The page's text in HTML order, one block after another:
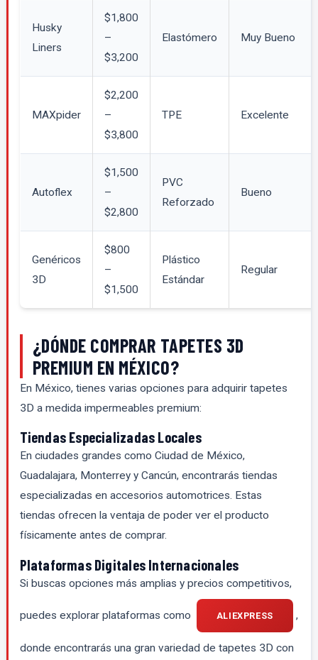
Husky
Liners
$1,800
–
$3,200
Elastómero Muy Bueno
MAXpider
$2,200
–
$3,800
TPE Excelente
Autoflex
$1,500
–
$2,800
PVC
Reforzado
Bueno
Genéricos
3D
$800
–
$1,500
Plástico
Estándar
Regular
¿DÓNDE COMPRAR TAPETES 3D
PREMIUM EN MÉXICO?
En México, tienes varias opciones para adquirir tapetes
3D a medida impermeables premium:
Tiendas Especializadas Locales
En ciudades grandes como Ciudad de México,
Guadalajara, Monterrey y Cancún, encontrarás tiendas
especializadas en accesorios automotrices. Estas
tiendas ofrecen la ventaja de poder ver el producto
físicamente antes de comprar.
Plataformas Digitales Internacionales
Si buscas opciones más amplias y precios competitivos,
puedes explorar plataformas como ALIEXPRESS ,
donde encontrarás una gran variedad de tapetes 3D con